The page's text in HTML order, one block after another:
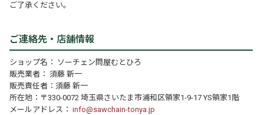
ご了承ください。
ご連絡先・店舗情報
ショップ名： ソーチェン問屋むとひろ
販売業者： 須藤 新一
販売責任者：須藤 新一
所在地：〒330-0072 埼玉県さいたま市浦和区領家1-9-17 YS領家1階
メールアドレス：info@sawchain-tonya.jp